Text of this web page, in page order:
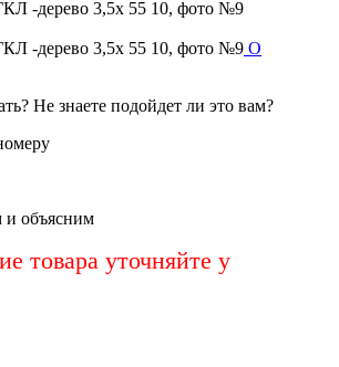
О
Не знаете подойдет ли это вам?
и объясним
товара уточняйте у